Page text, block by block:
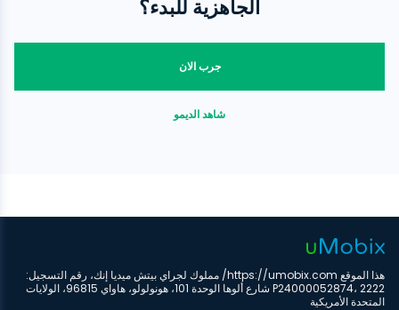
الجاهزية للبدء؟
جرب الان
شاهد الديمو
هذا الموقع https://umobix.com/ مملوك لجراي بيتش ميديا إنك، رقم التسجيل:
P24000052874، 2222 شارع ألوها الوحدة 101، هونولولو، هاواي 96815، الولايات
المتحدة الأمريكية